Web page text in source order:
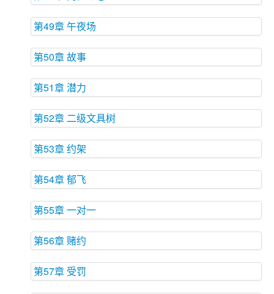
第49章 午夜场
第50章 故事
第51章 潜力
第52章 二级文具树
第53章 约架
第54章 郁飞
第55章 一对一
第56章 赌约
第57章 受罚